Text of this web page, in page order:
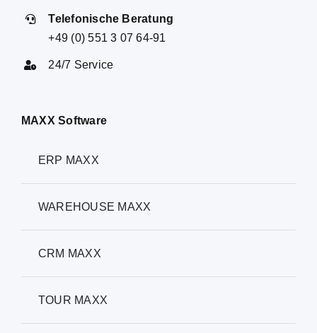
Telefonische Beratung
+49 (0) 551 3 07 64-91
24/7 Service
MAXX Software
ERP MAXX
WAREHOUSE MAXX
CRM MAXX
TOUR MAXX